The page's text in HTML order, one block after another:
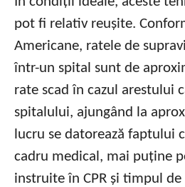
pot fi relativ reușite.
Americane, ratele de
într-un spital sunt de
rate scad în cazul arestului
spitalului, ajungând la
lucru se datorează faptului
cadru medical, mai puține
instruite în CPR și timpul de